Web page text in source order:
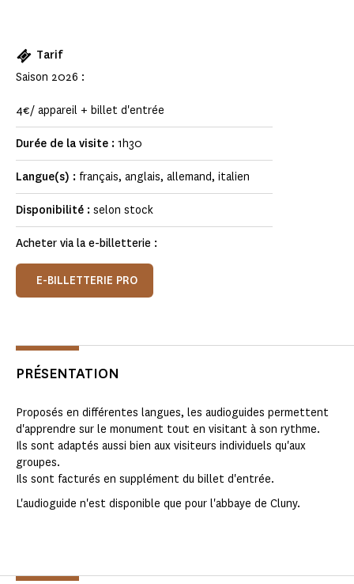
Tarif
Saison 2026 :
4€/ appareil + billet d'entrée
Durée de la visite : 1h30
Langue(s) : français, anglais, allemand, italien
Disponibilité : selon stock
Acheter via la e-billetterie :
E-BILLETTERIE PRO
PRÉSENTATION
Proposés en différentes langues, les audioguides permettent
d'apprendre sur le monument tout en visitant à son rythme.
Ils sont adaptés aussi bien aux visiteurs individuels qu'aux
groupes.
Ils sont facturés en supplément du billet d'entrée.
L'audioguide n'est disponible que pour l'abbaye de Cluny.